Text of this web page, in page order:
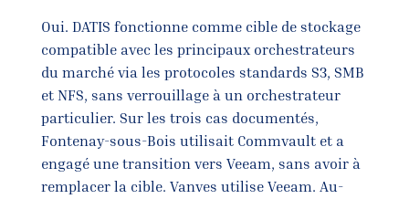
Oui. DATIS fonctionne comme cible de stockage
compatible avec les principaux orchestrateurs
du marché via les protocoles standards S3, SMB
et NFS, sans verrouillage à un orchestrateur
particulier. Sur les trois cas documentés,
Fontenay-sous-Bois utilisait Commvault et a
engagé une transition vers Veeam, sans avoir à
remplacer la cible. Vanves utilise Veeam. Au-